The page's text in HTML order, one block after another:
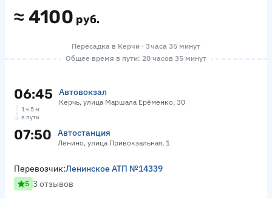
≈ 4100 руб.
Пересадка в Керчи · 3 часа 35 минут
Общее время в пути: 20 часов 35 минут
06:45 Автовокзал
Керчь, улица Маршала Ерёменко, 30
1 ч 5 м
в пути
07:50 Автостанция
Ленино, улица Привокзальная, 1
Перевозчик:Ленинское АТП №14339
5 3 отзывов